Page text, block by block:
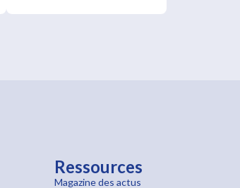
Ressources
Magazine des actus